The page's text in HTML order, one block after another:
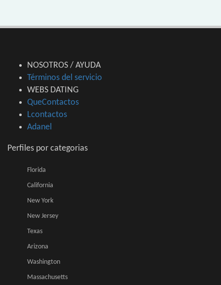
NOSOTROS / AYUDA
Términos del servicio
WEBS DATING
QueContactos
Lcontactos
Adanel
Perfiles por categorias
Florida
California
New York
New Jersey
Texas
Arizona
Washington
Massachusetts